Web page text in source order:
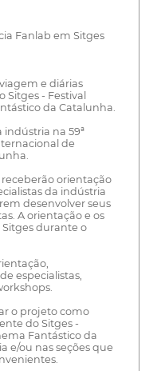
Fanlab em Sitges
e diárias
Sitges - Festival
da Catalunha.
indústria na 59ª
de
orientação
da indústria
desenvolver seus
A orientação e os
durante o
especialistas,
o projeto como
do Sitges -
Fantástico da
e/ou nas seções que